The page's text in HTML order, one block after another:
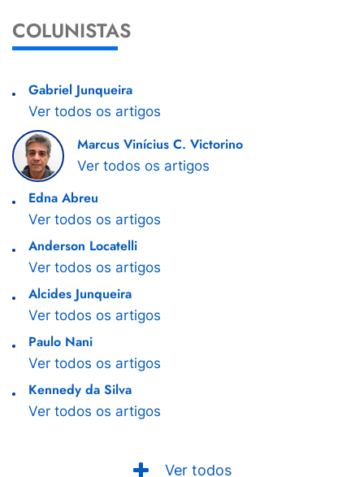
COLUNISTAS
Gabriel Junqueira
Ver todos os artigos
Marcus Vinícius C. Victorino
Ver todos os artigos
Edna Abreu
Ver todos os artigos
Anderson Locatelli
Ver todos os artigos
Alcides Junqueira
Ver todos os artigos
Paulo Nani
Ver todos os artigos
Kennedy da Silva
Ver todos os artigos
Ver todos